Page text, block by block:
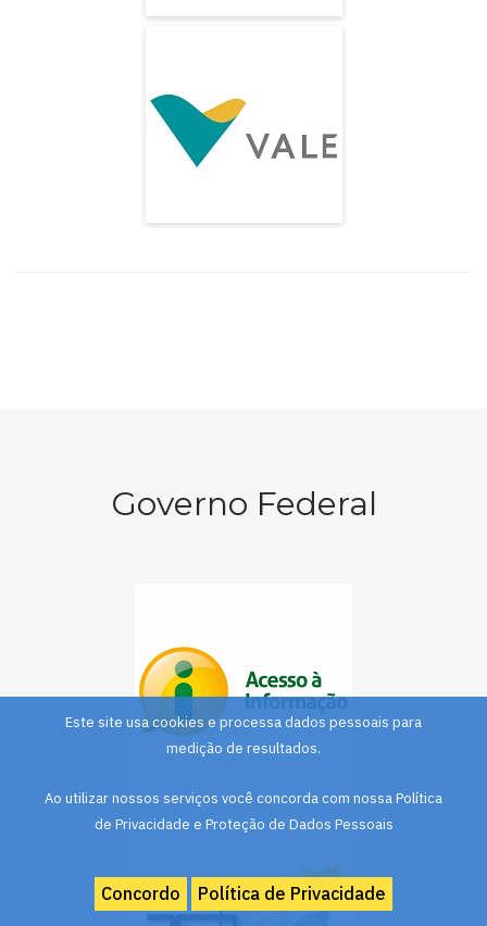
Governo Federal
Este site usa cookies e processa dados pessoais para
medição de resultados.
Ao utilizar nossos serviços você concorda com nossa Política
de Privacidade e Proteção de Dados Pessoais
Concordo Política de Privacidade